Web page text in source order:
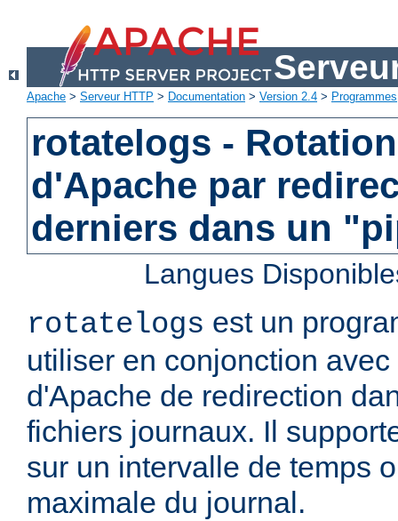
Apache > Serveur HTTP > Documentation > Version 2.4 > Programmes
rotatelogs -
d'Apache par
derniers dans un
Langues
rotatelogs est un
utiliser en conjonction
d'Apache de redirection
fichiers journaux. Il
sur un intervalle de temps
maximale du journal.